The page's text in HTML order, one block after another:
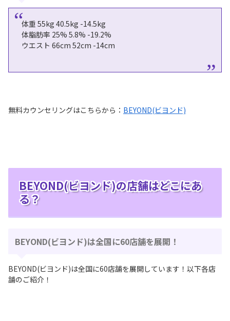
体重 55kg 40.5kg -14.5kg
体脂肪率 25% 5.8% -19.2%
ウエスト 66cm 52cm -14cm
無料カウンセリングはこちらから： BEYOND(ビヨンド)
BEYOND(ビヨンド)の店舗はどこにあ
る？
BEYOND(ビヨンド)は全国に60店舗を展開！
BEYOND(ビヨンド)は全国に60店舗を展開しています！以下各店
舗のご紹介！